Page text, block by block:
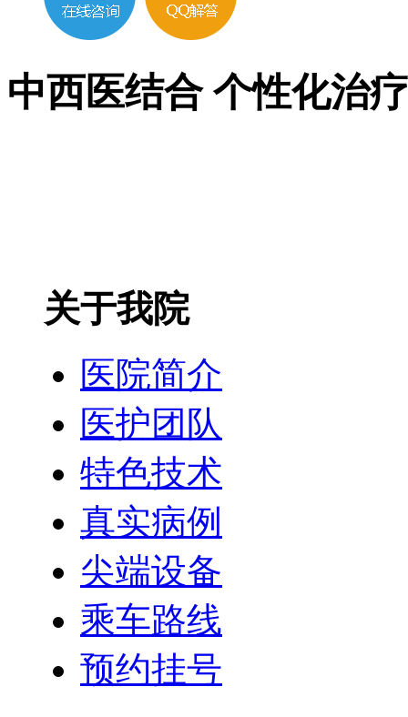
中西医结合 个性化治
关于我院
医院简介
医护团队
特色技术
真实病例
尖端设备
乘车路线
预约挂号